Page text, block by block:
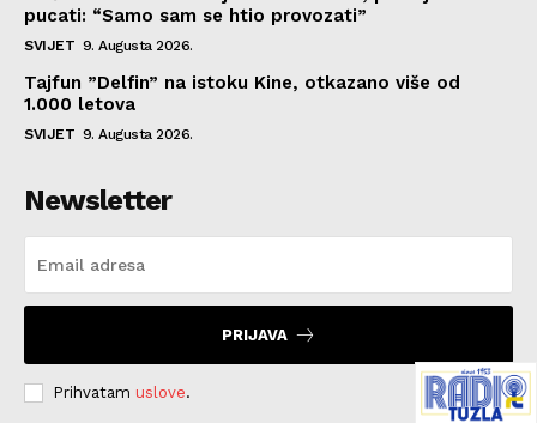
pucati: “Samo sam se htio provozati”
SVIJET 9. Augusta 2026.
Tajfun ”Delfin” na istoku Kine, otkazano više od
1.000 letova
SVIJET 9. Augusta 2026.
Newsletter
PRIJAVA
Prihvatam uslove.